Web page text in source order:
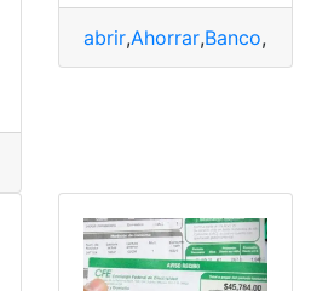
abrir,Ahorrar,Banco,